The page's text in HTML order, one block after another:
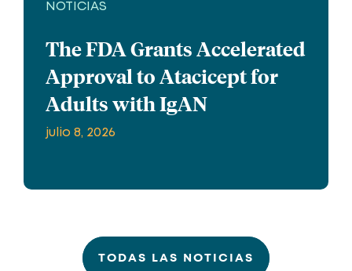
NOTICIAS
The FDA Grants Accelerated
Approval to Atacicept for
Adults with IgAN
julio 8, 2026
TODAS LAS NOTICIAS